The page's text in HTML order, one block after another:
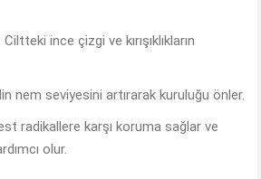
Ciltteki ince çizgi ve kırışıklıkların
nem seviyesini artırarak kuruluğu önler.
radikallere karşı koruma sağlar ve
olur.